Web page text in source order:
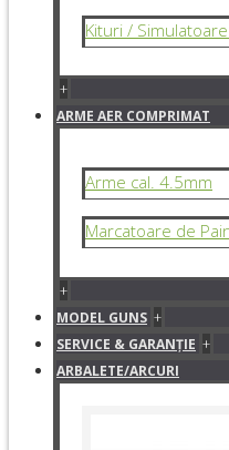
Kituri /
+
ARME AER COMPRIMAT
Arme cal. 4.5mm
Marcatoare de
+
MODEL GUNS +
SERVICE & GARANŢIE +
ARBALETE/ARCURI